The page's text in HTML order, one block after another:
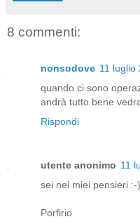
8 commenti:
nonsodove 11 luglio
quando ci sono
andrà tutto bene
Rispondi
utente anonimo 11
sei nei miei pensieri :-
Porfirio